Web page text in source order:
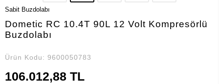
Sabit Buzdolabı
Dometic RC 10.4T 90L 12 Volt Kompresörlü
Buzdolabı
Ürün Kodu: 9600050783
106.012,88 TL